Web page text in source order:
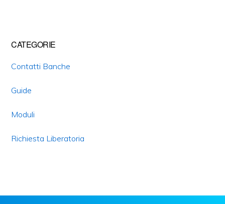
CATEGORIE
Contatti Banche
Guide
Moduli
Richiesta Liberatoria